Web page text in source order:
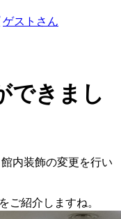
ゲストさん
できまし
内装飾の変更を行い
ご紹介しますね。